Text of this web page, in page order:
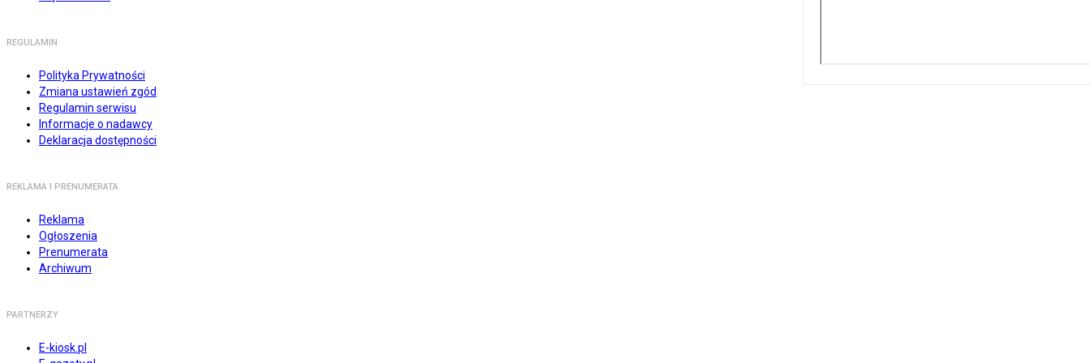
REGULAMIN
Polityka Prywatności
Zmiana ustawień zgód
Regulamin serwisu
Informacje o nadawcy
Deklaracja dostępności
REKLAMA I PRENUMERATA
Reklama
Ogłoszenia
Prenumerata
Archiwum
PARTNERZY
E-kiosk.pl